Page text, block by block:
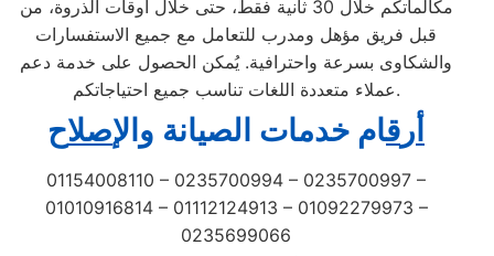
مكالماتكم خلال 30 ثانية فقط، حتى خلال أوقات الذروة، من
قبل فريق مؤهل ومدرب للتعامل مع جميع الاستفسارات
والشكاوى بسرعة واحترافية. يُمكن الحصول على خدمة دعم
عملاء متعددة اللغات تناسب جميع احتياجاتكم.
أر قام خدمات الصيانة و الإصلاح
01154008110 – 0235700994 – 0235700997 –
01010916814 – 01112124913 – 01092279973 –
0235699066